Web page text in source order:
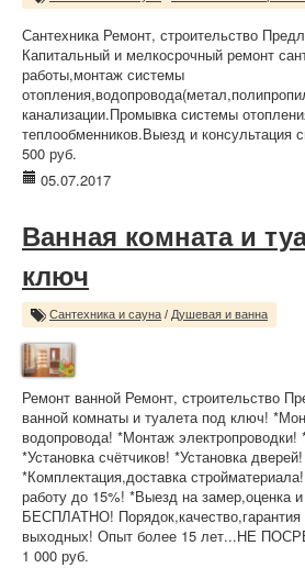
Сантехника Ремонт, строительство
Капитальный и мелкосрочный ремонт
работы,монтаж системы
канализации.Промывка системы
теплообменников.Выезд и консультация
500 руб.
05.07.2017
Ванная комната и
ключ
Сантехника и сауна / Душевая и ванна
Ремонт ванной Ремонт, строительство
ванной комнаты и туалета под ключ!
водопровода! *Монтаж электропроводки!
*Установка счётчиков! *Установка
*Комплектация,доставка
работу до 15%! *Выезд на замер,оценка и
БЕСПЛАТНО! Порядок,качество,гарантия
выходных! Опыт более 15 лет...НЕ
1 000 руб.